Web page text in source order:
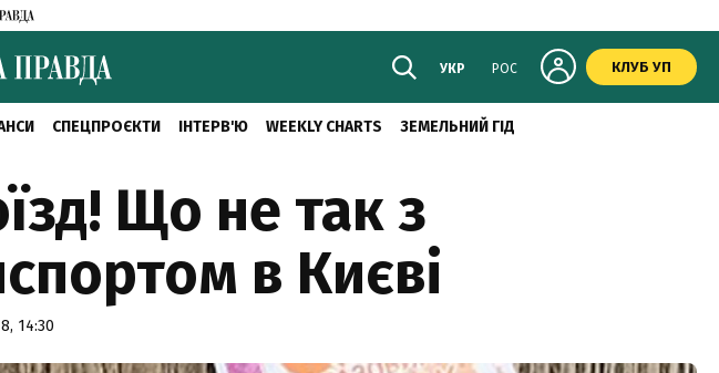
УКР РОС КЛУБ УП
СПЕЦПРОЄКТИ ІНТЕРВ'Ю WEEKLY CHARTS ЗЕМЕЛЬНИЙ ГІД
Що не так з
в Києві
14:30